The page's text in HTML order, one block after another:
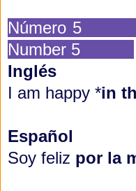
Number 5
Inglés
I am happy *in
Español
Soy feliz por la